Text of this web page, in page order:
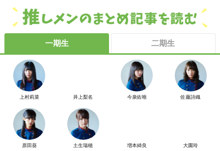
一期生 二期生
上村莉菜 井上梨名 今泉佑唯 佐藤詩織
原田葵 土生瑞穂 増本綺良 大園玲